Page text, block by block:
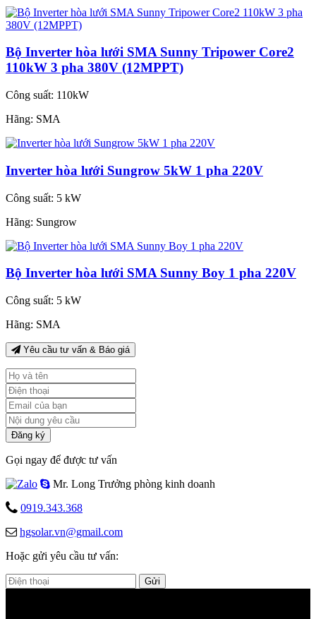
Bộ Inverter hòa lưới SMA Sunny Tripower Core2
110kW 3 pha 380V (12MPPT)
Công suất: 110kW
Hãng: SMA
Inverter hòa lưới Sungrow 5kW 1 pha 220V
Công suất: 5 kW
Hãng: Sungrow
Bộ Inverter hòa lưới SMA Sunny Boy 1 pha 220V
Công suất: 5 kW
Hãng: SMA
Yêu cầu tư vấn & Báo giá
Đăng ký
Gọi ngay để được tư vấn
Mr. Long Trưởng phòng kinh doanh
0919.343.368
hgsolar.vn@gmail.com
Hoặc gửi yêu cầu tư vấn:
Gửi